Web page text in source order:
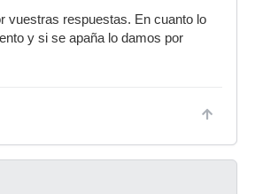
vuestras respuestas. En cuanto lo
y si se apaña lo damos por